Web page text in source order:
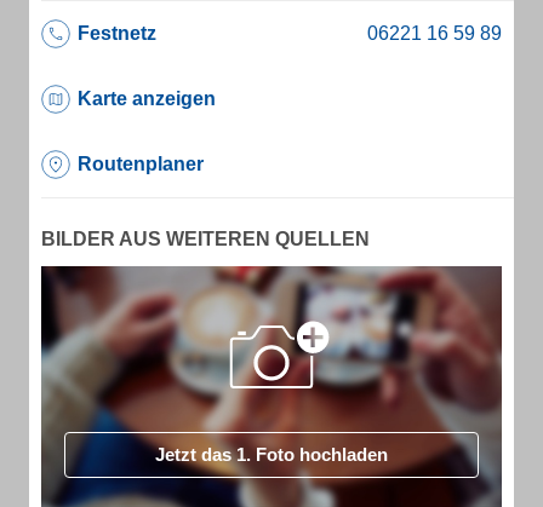
Festnetz
Karte anzeigen
Routenplaner
BILDER AUS WEITEREN QUELLEN
Jetzt das 1. Foto hochladen